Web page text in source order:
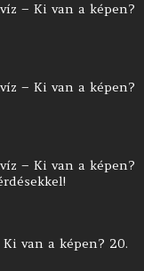
– Ki van a képen?
– Ki van a képen?
– Ki van a képen?
van a képen? 20.